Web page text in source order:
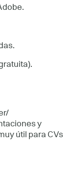
y
útil para CVs